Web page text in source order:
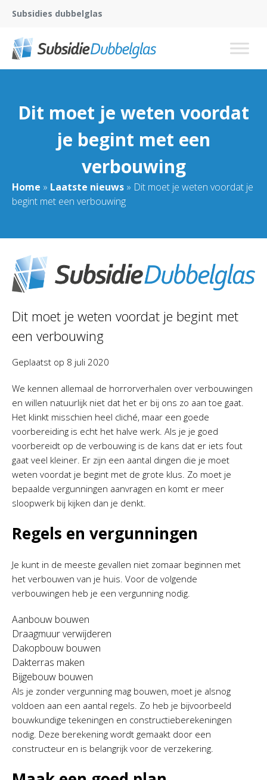
Subsidies dubbelglas
Dit moet je weten voordat
je begint met een
verbouwing
Home » Laatste nieuws » Dit moet je weten voordat je
begint met een verbouwing
Dit moet je weten voordat je begint met
een verbouwing
Geplaatst op 8 juli 2020
We kennen allemaal de horrorverhalen over verbouwingen
en willen natuurlijk niet dat het er bij ons zo aan toe gaat.
Het klinkt misschien heel cliché, maar een goede
voorbereiding is echt het halve werk. Als je je goed
voorbereidt op de verbouwing is de kans dat er iets fout
gaat veel kleiner. Er zijn een aantal dingen die je moet
weten voordat je begint met de grote klus. Zo moet je
bepaalde vergunningen aanvragen en komt er meer
sloopwerk bij kijken dan je denkt.
Regels en vergunningen
Je kunt in de meeste gevallen niet zomaar beginnen met
het verbouwen van je huis. Voor de volgende
verbouwingen heb je een vergunning nodig.
Aanbouw bouwen
Draagmuur verwijderen
Dakopbouw bouwen
Dakterras maken
Bijgebouw bouwen
Als je zonder vergunning mag bouwen, moet je alsnog
voldoen aan een aantal regels. Zo heb je bijvoorbeeld
bouwkundige tekeningen en constructieberekeningen
nodig. Deze berekening wordt gemaakt door een
constructeur en is belangrijk voor de verzekering.